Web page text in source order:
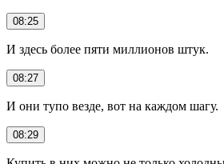
08:25
И здесь более пяти миллионов штук.
08:27
И они тупо везде, вот на каждом шагу.
08:29